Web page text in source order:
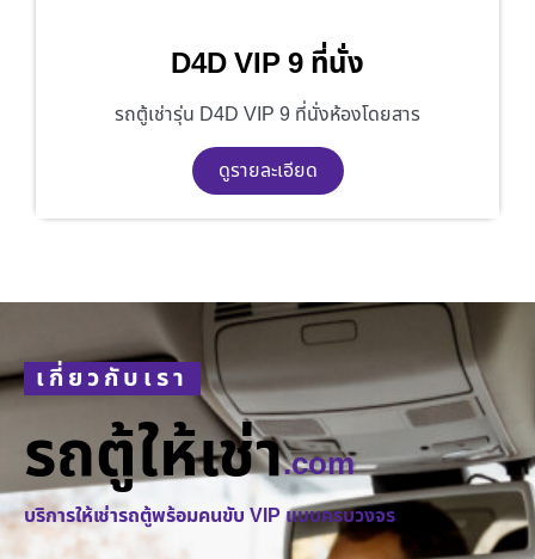
D4D VIP 9 ที่นั่ง
รถตู้เช่ารุ่น D4D VIP 9 ที่นั่งห้องโดยสาร
ดูรายละเอียด
เกี่ยวกับเรา
รถตู้ให้เช่า.com
บริการให้เช่ารถตู้พร้อมคนขับ VIP แบบครบวงจร